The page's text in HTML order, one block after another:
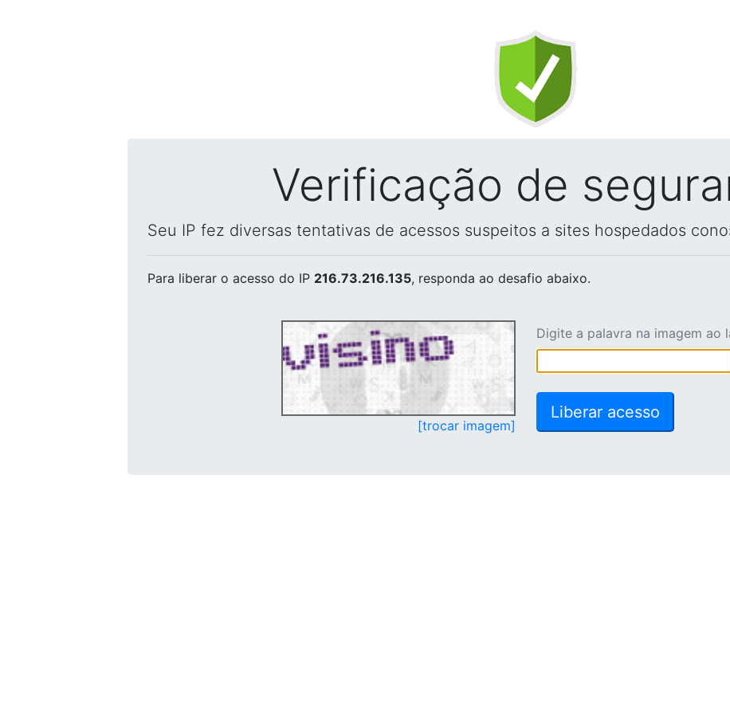
Verificação de
Seu IP fez diversas tentativas de acessos suspeitos a sites hospedados
Para liberar o acesso do IP 216.73.216.135, responda ao desafio abaixo.
[trocar imagem]
Digite a palavra na imagem ao